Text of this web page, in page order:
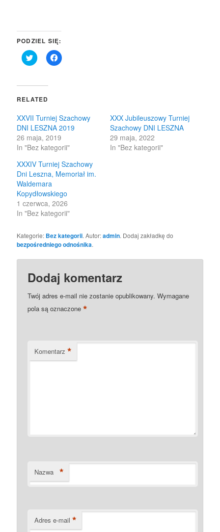
PODZIEL SIĘ:
Click
to
(Opens
new
Click
to
RELATED
XXVII Turniej Szachowy
DNI LESZNA 2019
26 maja, 2019
In "Bez kategorii"
XXX Jubileuszowy Turniej
Szachowy DNI LESZNA
29 maja, 2022
In "Bez kategorii"
XXXIV Turniej Szachowy
Dni Leszna, Memoriał im.
Waldemara
Kopydłowskiego
1 czerwca, 2026
In "Bez kategorii"
Kategorie: Bez kategorii. Autor:admin. Dodaj zakładkę do
bezpośredniego odnośnika.
Dodaj komentarz
Twój adres e-mail nie zostanie opublikowany. Wymagane
pola są oznaczone*
Komentarz *
Nazwa *
Adres e-mail *